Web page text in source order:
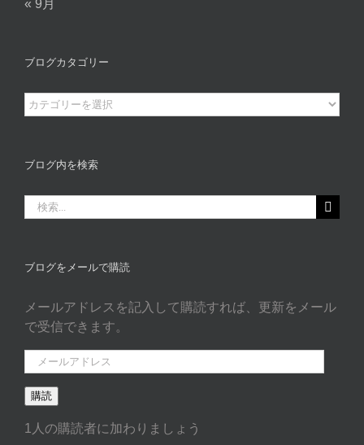
« 9月
ブログカタゴリー
ブ
ロ
カ
ゴ
リ
ブログ内を検索
索
ブログをメールで購読
メールアドレスを記入して購読すれば、更新をメール
で受信できます。
ー
ル
ド
購読
1人の購読者に加わりましょう